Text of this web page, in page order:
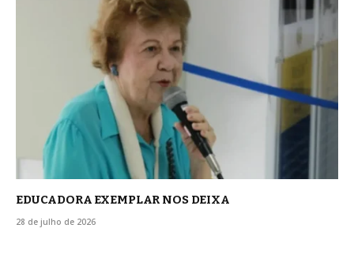
EDUCADORA EXEMPLAR NOS DEIXA
28 de julho de 2026